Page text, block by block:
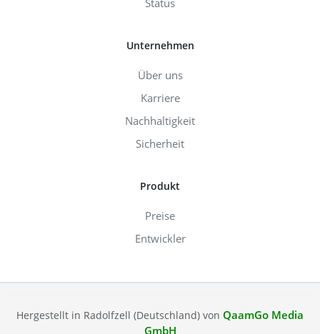
Unternehmen
Über uns
Karriere
Nachhaltigkeit
Sicherheit
Produkt
Preise
Entwickler
Hergestellt in Radolfzell (Deutschland) von QaamGo Media
GmbH